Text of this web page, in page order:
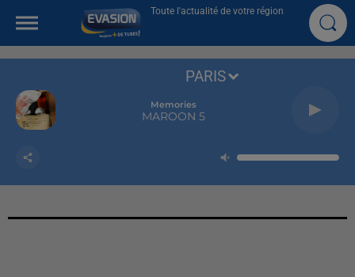
Toute l'actualité de votre région
Memories
MAROON 5
PARIS